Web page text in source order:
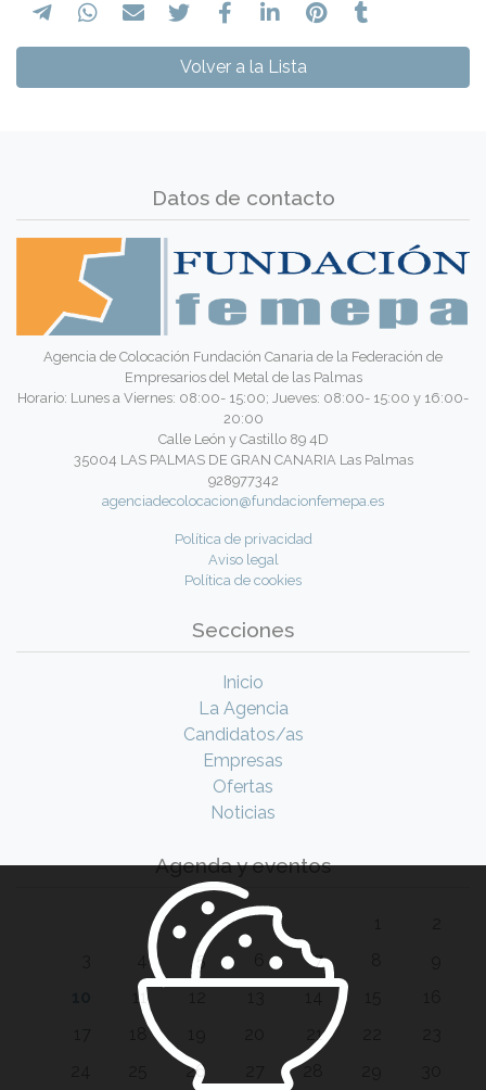
Volver a la Lista
Datos de contacto
Agencia de Colocación Fundación Canaria de la Federación de
Empresarios del Metal de las Palmas
Horario: Lunes a Viernes: 08:00- 15:00; Jueves: 08:00- 15:00 y 16:00-
20:00
Calle León y Castillo 89 4D
35004 LAS PALMAS DE GRAN CANARIA Las Palmas
928977342
agenciadecolocacion@fundacionfemepa.es
Política de privacidad
Aviso legal
Política de cookies
Secciones
Inicio
La Agencia
Candidatos/as
Empresas
Ofertas
Noticias
Agenda y eventos
5 7
11
21
26 28